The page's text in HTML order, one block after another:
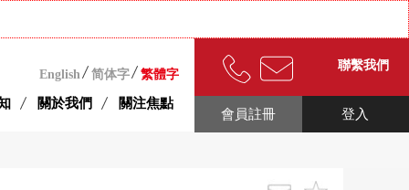
English 简体字 繁體字
關於我們 關注焦點
聯繫我們
登入
會員註冊